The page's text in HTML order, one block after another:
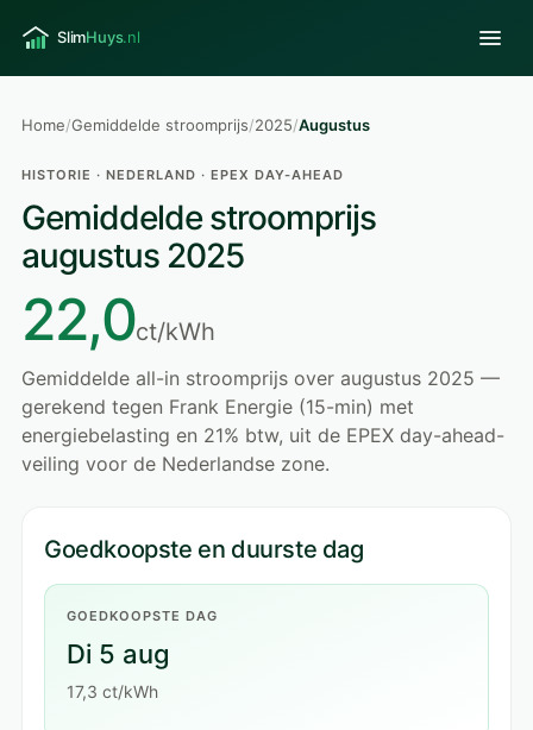
Home/Gemiddelde stroomprijs/2025/Augustus
HISTORIE · NEDERLAND · EPEX DAY-AHEAD
Gemiddelde stroomprijs
augustus 2025
22,0ct/kWh
Gemiddelde all-in stroomprijs over augustus 2025 —
gerekend tegen Frank Energie (15-min) met
energiebelasting en 21% btw, uit de EPEX day-ahead-
veiling voor de Nederlandse zone.
Goedkoopste en duurste dag
GOEDKOOPSTE DAG
Di 5 aug
17,3 ct/kWh